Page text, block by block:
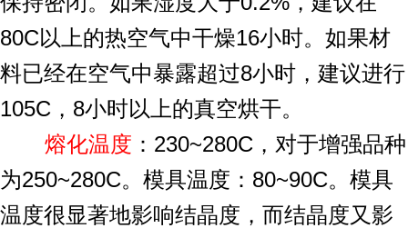
80C以上的热空气中干燥16小时。如果材
料已经在空气中暴露超过8小时，建议进行
105C，8小时以上的真空烘干。
熔化温度 ：230~280C，对于增强品种
为250~280C。模具温度：80~90C。模具
温度很显著地影响结晶度，而结晶度又影